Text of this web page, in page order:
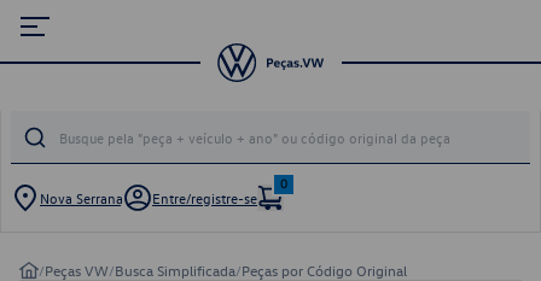
Nova Serrana Entre/registre-se
0
/Peças VW/Busca Simplificada/Peças por Código Original